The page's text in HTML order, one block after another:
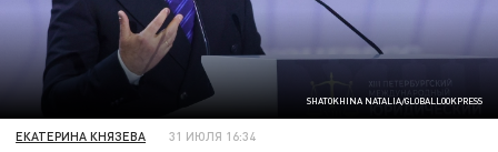
SHATOKHINA NATALIA/GLOBALLOOKPRESS
ЕКАТЕРИНА КНЯЗЕВА 31 ИЮЛЯ 16:34